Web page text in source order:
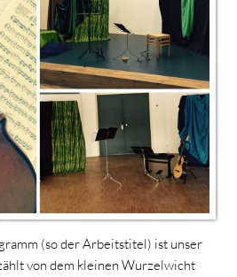
(so der Arbeitstitel) ist unser
von dem kleinen Wurzelwicht